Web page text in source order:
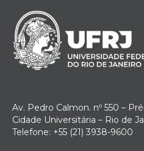
Av. Pedro Calmon. nº 550 –
Cidade Universitária – Rio de
Telefone: +55 (21) 3938-9600